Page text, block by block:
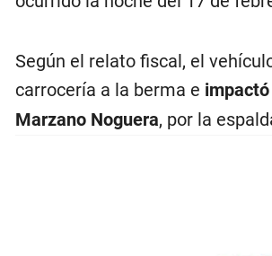
Según el relato fiscal, el
carrocería a la berma e
Marzano Noguera, por la